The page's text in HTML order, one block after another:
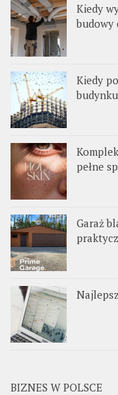
Kiedy
budowy
Kiedy
pełne
Garaż
BIZNES W POLSCE